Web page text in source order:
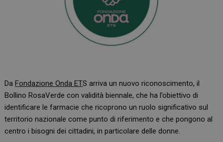
Da Fondazione Onda ETS arriva un nuovo riconoscimento, il
Bollino RosaVerde con validità biennale, che ha l’obiettivo di
identificare le farmacie che ricoprono un ruolo significativo sul
territorio nazionale come punto di riferimento e che pongono al
centro i bisogni dei cittadini, in particolare delle donne.